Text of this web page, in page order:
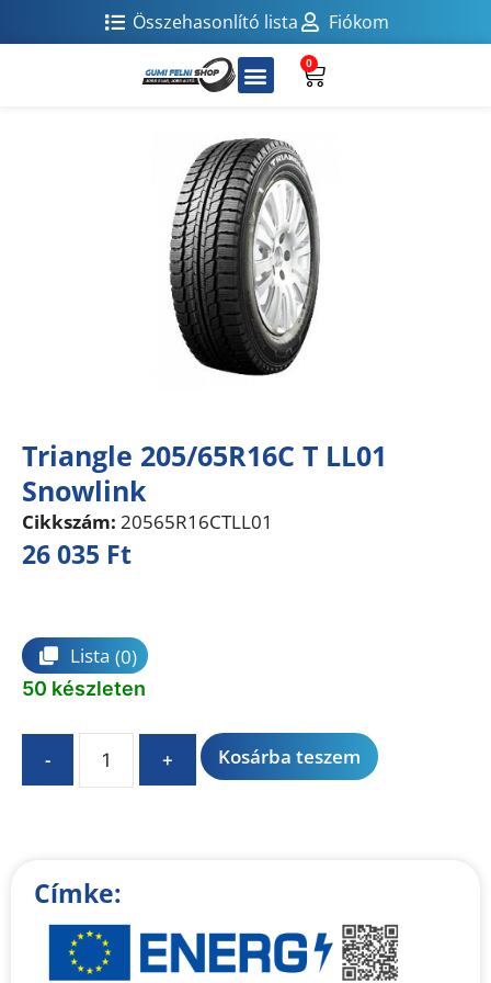
Összehasonlító lista Fiókom
0
Triangle 205/65R16C T LL01
Snowlink
Cikkszám: 20565R16CTLL01
26 035 Ft
Lista (0)
50 készleten
- + Kosárba teszem
t
i
Címke: